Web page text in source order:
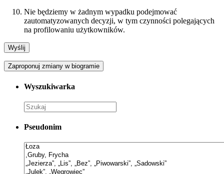
Nie będziemy w żadnym wypadku podejmować
zautomatyzowanych decyzji, w tym czynności polegających
na profilowaniu użytkowników.
Zaproponuj zmiany w biogramie
Wyszukiwarka
Pseudonim